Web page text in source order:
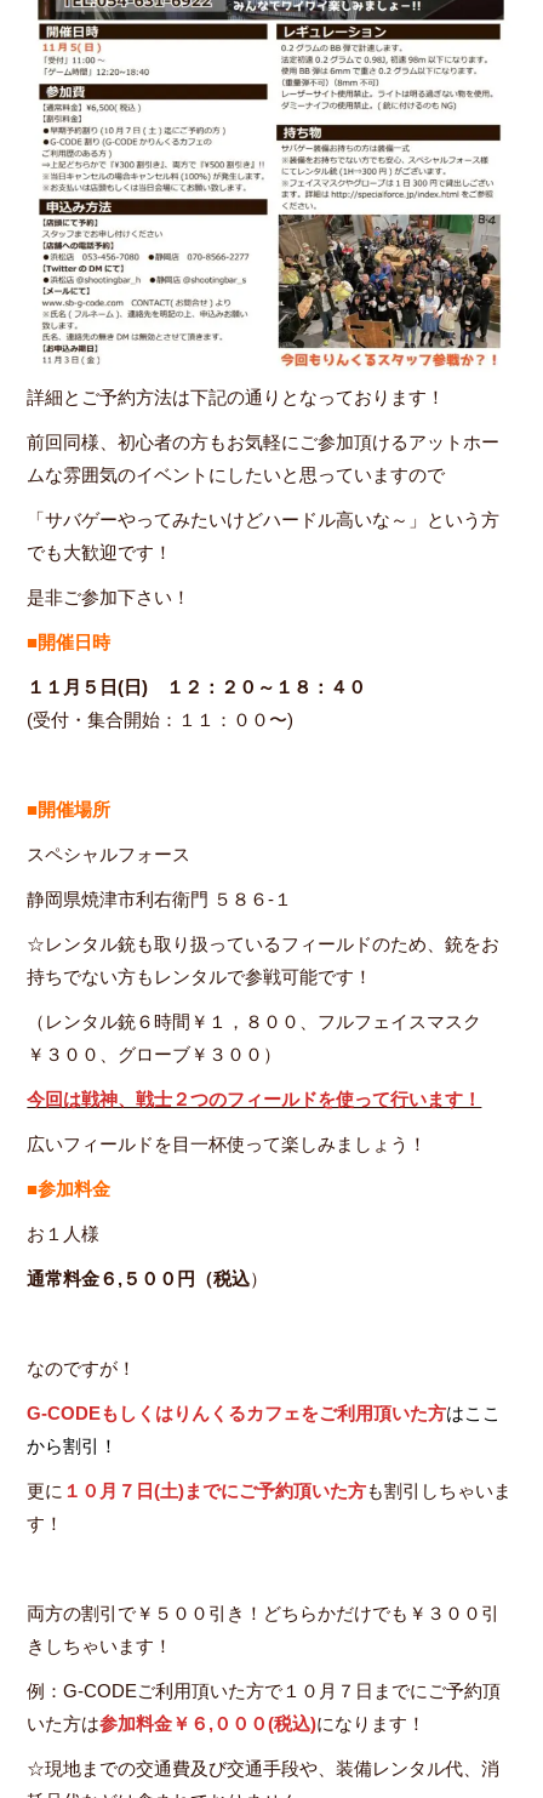
詳細とご予約方法は下記の通りとなっております！
前回同様、初心者の方もお気軽にご参加頂けるアットホー
ムな雰囲気のイベントにしたいと思っていますので
「サバゲーやってみたいけどハードル高いな～」という方
でも大歓迎です！
是非ご参加下さい！
■開催日時
１１月５日(日) １２：２０～１８：４０
(受付・集合開始：１１：００〜)
■開催場所
スペシャルフォース
静岡県焼津市利右衛門 ５８６-１
☆レンタル銃も取り扱っているフィールドのため、銃をお
持ちでない方もレンタルで参戦可能です！
（レンタル銃６時間￥１，８００、フルフェイスマスク
￥３００、グローブ￥３００）
今回は戦神、戦士２つのフィールドを使って行います！
広いフィールドを目一杯使って楽しみましょう！
■参加料金
お１人様
通常料金６,５００円（税込）
なのですが！
G-CODEもしくはりんくるカフェをご利用頂いた方はここ
から割引！
更に １０月７日(土)までにご予約頂いた方も割引しちゃいま
す！
両方の割引で￥５００引き！どちらかだけでも￥３００引
きしちゃいます！
例：G-CODEご利用頂いた方で１０月７日までにご予約頂
いた方は参加料金￥６,００ ０(税込)になります！
☆現地までの交通費及び交通手段や、装備レンタル代、消